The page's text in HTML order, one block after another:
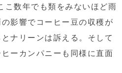
数年でも類をみないほど雨
影響でコーヒー豆の収穫が
ナリーンは訴える。そして
ーカンパニーも同様に直面